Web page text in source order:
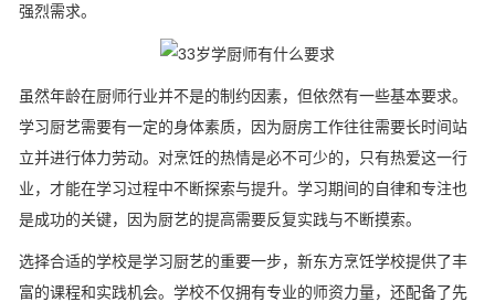
强烈需求。
虽然年龄在厨师行业并不是的制约因素，但依然有一些基本要求。
学习厨艺需要有一定的身体素质，因为厨房工作往往需要长时间站
立并进行体力劳动。对烹饪的热情是必不可少的，只有热爱这一行
业，才能在学习过程中不断探索与提升。学习期间的自律和专注也
是成功的关键，因为厨艺的提高需要反复实践与不断摸索。
选择合适的学校是学习厨艺的重要一步，新东方烹饪学校提供了丰
富的课程和实践机会。学校不仅拥有专业的师资力量，还配备了先